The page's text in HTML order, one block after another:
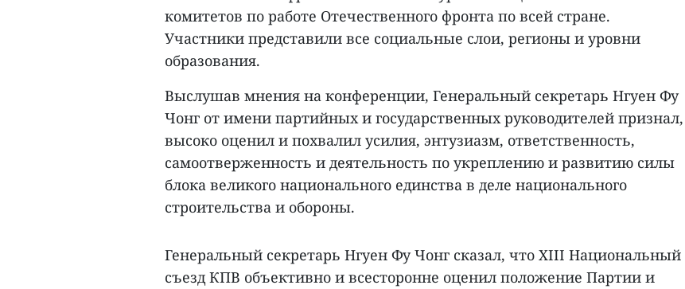
комитетов по работе Отечественного фронта по всей стране.
Участники представили все социальные слои, регионы и уровни
образования.
Выслушав мнения на конференции, Генеральный секретарь Нгуен Фу
Чонг от имени партийных и государственных руководителей признал,
высоко оценил и похвалил усилия, энтузиазм, ответственность,
самоотверженность и деятельность по укреплению и развитию силы
блока великого национального единства в деле национального
строительства и обороны.
Генеральный секретарь Нгуен Фу Чонг сказал, что XIII Национальный
съезд КПВ объективно и всесторонне оценил положение Партии и